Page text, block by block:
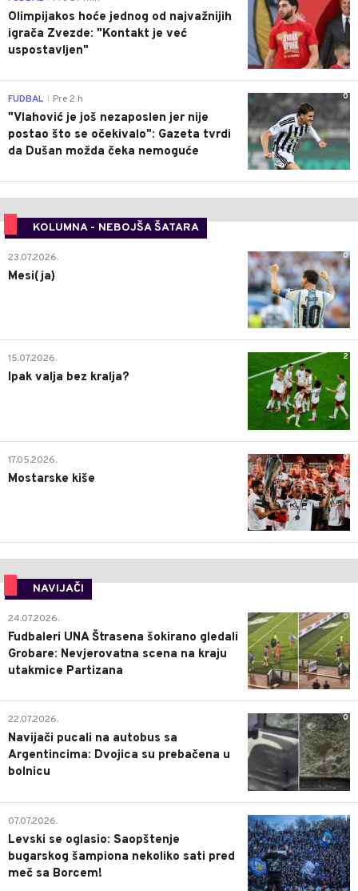
Olimpijakos hoće jednog od najvažnijih
igrača Zvezde: "Kontakt je već
uspostavljen"
0
FUDBAL Pre 2 h
"Vlahović je još nezaposlen jer nije
postao što se očekivalo": Gazeta tvrdi
da Dušan možda čeka nemoguće
KOLUMNA - NEBOJŠA ŠATARA
0
23.07.2026.
Mesi(ja)
2
15.07.2026.
Ipak valja bez kralja?
0
17.05.2026.
Mostarske kiše
NAVIJAČI
0
24.07.2026.
Fudbaleri UNA Štrasena šokirano gledali
Grobare: Nevjerovatna scena na kraju
utakmice Partizana
0
22.07.2026.
Navijači pucali na autobus sa
Argentincima: Dvojica su prebačena u
bolnicu
1
07.07.2026.
Levski se oglasio: Saopštenje
bugarskog šampiona nekoliko sati pred
meč sa Borcem!